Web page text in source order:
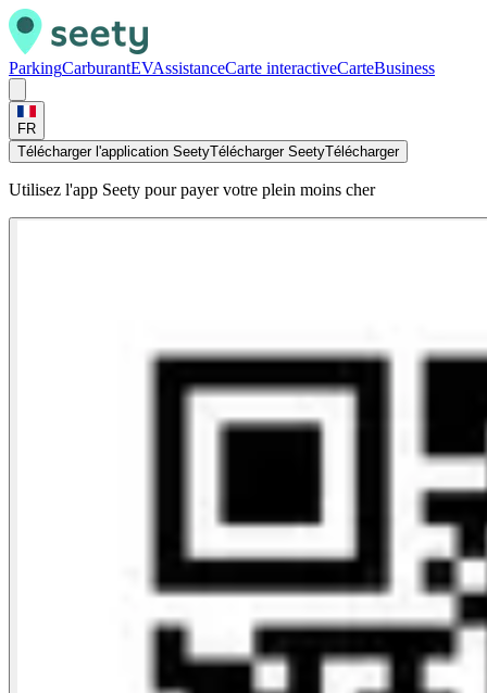
ParkingCarburantEVAssistanceCarte interactiveCarteBusiness
FR
Télécharger l'application SeetyTélécharger SeetyTélécharger
Utilisez l'app Seety pour payer votre plein moins cher